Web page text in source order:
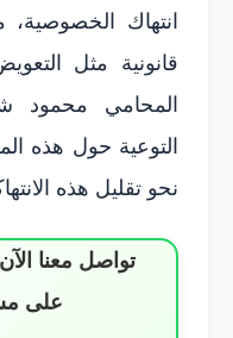
انتهاك
قانونية مثل
التوعية حول هذه
نحو تقليل هذه
تواصل معنا
على